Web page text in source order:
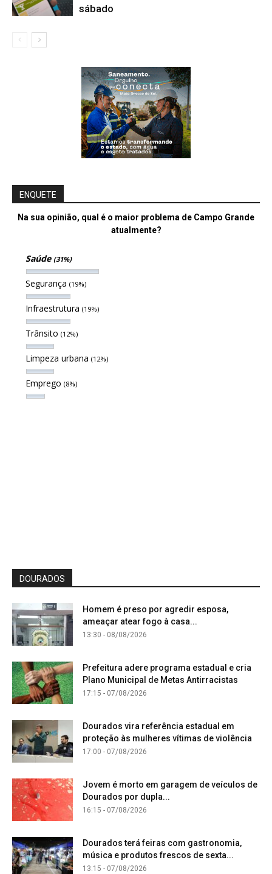
sábado
ENQUETE
Na sua opinião, qual é o maior problema de Campo Grande
atualmente?
Saúde (31%)
Segurança (19%)
Infraestrutura (19%)
Trânsito (12%)
Limpeza urbana (12%)
Emprego (8%)
DOURADOS
Homem é preso por agredir esposa,
ameaçar atear fogo à casa...
13:30 - 08/08/2026
Prefeitura adere programa estadual e cria
Plano Municipal de Metas Antirracistas
17:15 - 07/08/2026
Dourados vira referência estadual em
proteção às mulheres vítimas de violência
17:00 - 07/08/2026
Jovem é morto em garagem de veículos de
Dourados por dupla...
16:15 - 07/08/2026
Dourados terá feiras com gastronomia,
música e produtos frescos de sexta...
13:15 - 07/08/2026